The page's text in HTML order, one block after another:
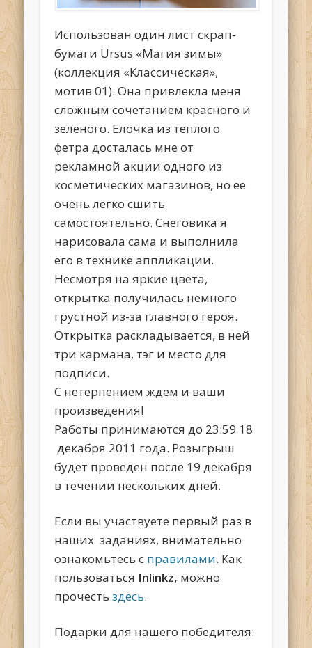
Использован один лист скрап-
бумаги Ursus «Магия зимы»
(коллекция «Классическая»,
мотив 01). Она привлекла меня
сложным сочетанием красного и
зеленого. Елочка из теплого
фетра досталась мне от
рекламной акции одного из
косметических магазинов, но ее
очень легко сшить
самостоятельно. Снеговика я
нарисовала сама и выполнила
его в технике аппликации.
Несмотря на яркие цвета,
открытка получилась немного
грустной из-за главного героя.
Открытка раскладывается, в ней
три кармана, тэг и место для
подписи.
С нетерпением ждем и ваши
произведения!
Работы принимаются до 23:59 18
декабря 2011 года. Розыгрыш
будет проведен после 19 декабря
в течении нескольких дней.
Если вы участвуете первый раз в
наших заданиях, внимательно
ознакомьтесь с правилами. Как
пользоваться Inlinkz, можно
прочестьздесь.
Подарки для нашего победителя: